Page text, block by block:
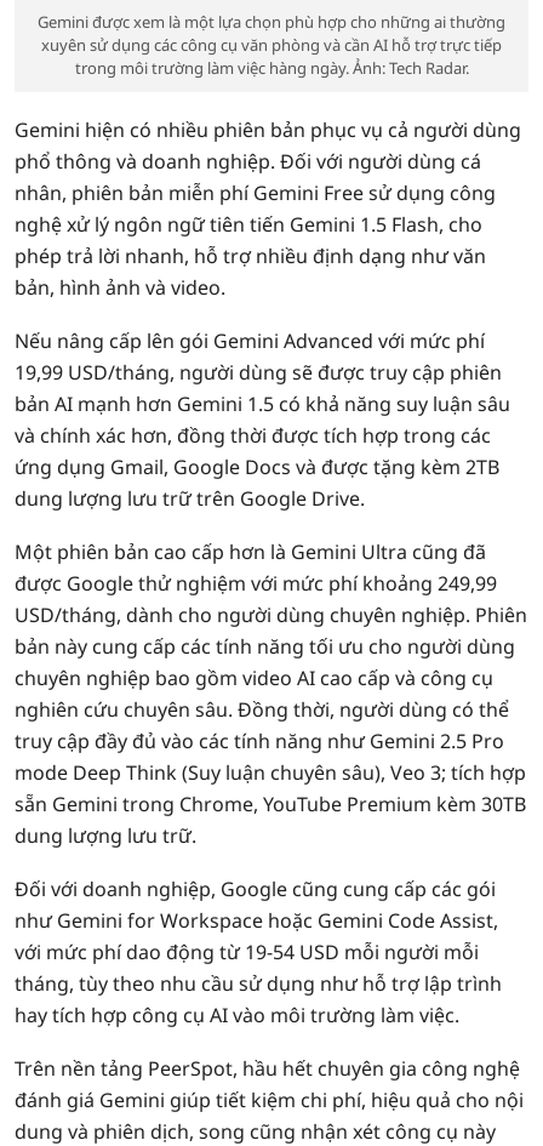
Gemini được xem là một lựa chọn phù hợp cho những ai thường
xuyên sử dụng các công cụ văn phòng và cần AI hỗ trợ trực tiếp
trong môi trường làm việc hàng ngày. Ảnh: Tech Radar.
Gemini hiện có nhiều phiên bản phục vụ cả người dùng
phổ thông và doanh nghiệp. Đối với người dùng cá
nhân, phiên bản miễn phí Gemini Free sử dụng công
nghệ xử lý ngôn ngữ tiên tiến Gemini 1.5 Flash, cho
phép trả lời nhanh, hỗ trợ nhiều định dạng như văn
bản, hình ảnh và video.
Nếu nâng cấp lên gói Gemini Advanced với mức phí
19,99 USD/tháng, người dùng sẽ được truy cập phiên
bản AI mạnh hơn Gemini 1.5 có khả năng suy luận sâu
và chính xác hơn, đồng thời được tích hợp trong các
ứng dụng Gmail, Google Docs và được tặng kèm 2TB
dung lượng lưu trữ trên Google Drive.
Một phiên bản cao cấp hơn là Gemini Ultra cũng đã
được Google thử nghiệm với mức phí khoảng 249,99
USD/tháng, dành cho người dùng chuyên nghiệp. Phiên
bản này cung cấp các tính năng tối ưu cho người dùng
chuyên nghiệp bao gồm video AI cao cấp và công cụ
nghiên cứu chuyên sâu. Đồng thời, người dùng có thể
truy cập đầy đủ vào các tính năng như Gemini 2.5 Pro
mode Deep Think (Suy luận chuyên sâu), Veo 3; tích hợp
sẵn Gemini trong Chrome, YouTube Premium kèm 30TB
dung lượng lưu trữ.
Đối với doanh nghiệp, Google cũng cung cấp các gói
như Gemini for Workspace hoặc Gemini Code Assist,
với mức phí dao động từ 19-54 USD mỗi người mỗi
tháng, tùy theo nhu cầu sử dụng như hỗ trợ lập trình
hay tích hợp công cụ AI vào môi trường làm việc.
Trên nền tảng PeerSpot, hầu hết chuyên gia công nghệ
đánh giá Gemini giúp tiết kiệm chi phí, hiệu quả cho nội
dung và phiên dịch, song cũng nhận xét công cụ này